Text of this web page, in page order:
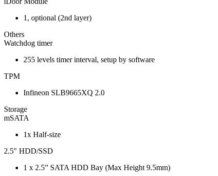
1, optional (2nd layer)
Others
Watchdog timer
255 levels timer interval, setup by software
TPM
Infineon SLB9665XQ 2.0
Storage
mSATA
1x Half-size
2.5" HDD/SSD
1 x 2.5” SATA HDD Bay (Max Height 9.5mm)